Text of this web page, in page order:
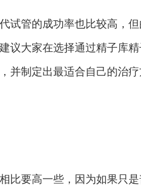
试管的成功率也比较高，
议大家在选择通过精子库
并制定出最适合自己的治
比要高一些，因为如果只